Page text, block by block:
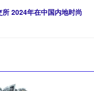
2024年在中国内地时尚